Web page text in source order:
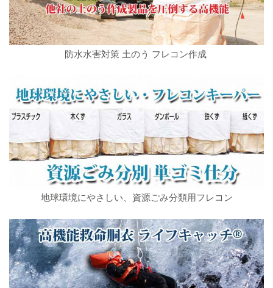
防水水害対策 土のう フレコン作成
地球環境にやさしい、資源ごみ分類用フレコン